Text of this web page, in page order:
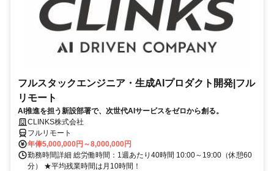
フルスタックエンジニア・生成AIプロダクト開発|フル
リモート
AI推進を担う新設部署で、次世代AIサービスをゼロから創る。
CLINKS株式会社
フルリモート
年俸5,000,000円～8,000,000円
勤務時間詳細 総労働時間：1週あたり40時間 10:00～19:00（休憩60
分） ★平均残業時間は月10時間！